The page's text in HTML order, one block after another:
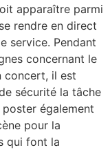
apparaître parmi
rendre en direct
service. Pendant
concernant le
concert, il est
sécurité la tâche
également
pour la
qui font la